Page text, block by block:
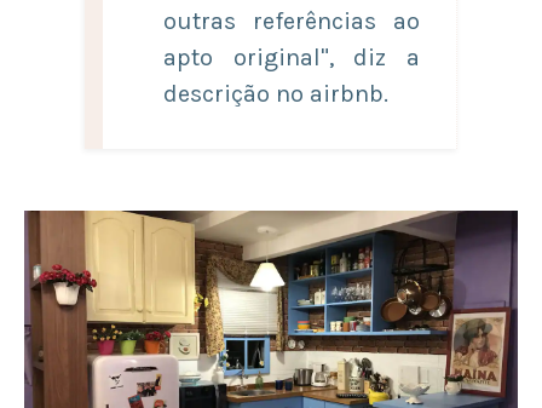
outras referências ao
apto original", diz a
descrição no airbnb.